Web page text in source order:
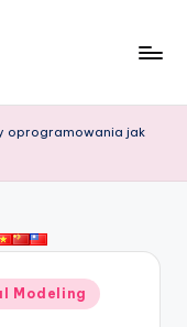
oprogramowania jak
Modeling